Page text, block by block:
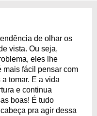
de olhar os
vista. Ou seja,
eles lhe
mais fácil pensar com
tomar. E a vida
e continua
boas! É tudo
pra agir dessa